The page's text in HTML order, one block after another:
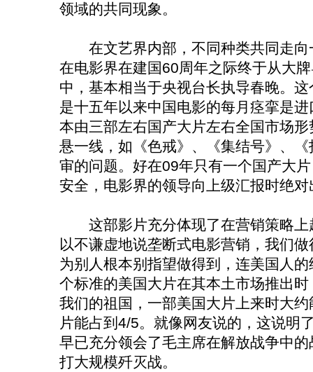
领域的共同现象。
在文艺界内部，不同种类共同走向
在电影界在建国60周年之际终于从大
中，基本相当于央视台长执导春晚。
是十五年以来中国电影的每月痉挛是
本由三部左右国产大片左右全国市场
悬一线，如《色戒》、《集结号》、
审的问题。好在09年只有一个国产大
安全，电影界的领导向上级汇报时绝
这部影片充分体现了在营销策略上
以不谦虚地说垄断式电影营销，我们
为别人根本别指望做得到，连美国人
个标准的美国大片在其本土市场推出
我们的祖国，一部美国大片上来时大
片能占到4/5。就像网友说的，这说明
早已充分领会了毛主席在解放战争中
打大规模歼灭战。